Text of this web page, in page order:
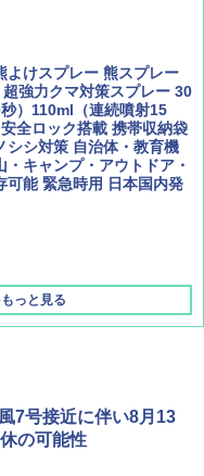
ション 山善] 傘みたいに
サッとテント キューブワ
ィング フルクローズ メ
置 ポップアップテント P
ベージュ
よけスプレー 熊スプレー
超強力クマ対策スプレー 30
）110ml（連続噴射15
全ロック搭載 携帯収納袋
シシ対策 自治体・教育機
・キャンプ・アウトドア・
可能 緊急時用 日本国内発
っと見る
7号接近に伴い8月13
の可能性